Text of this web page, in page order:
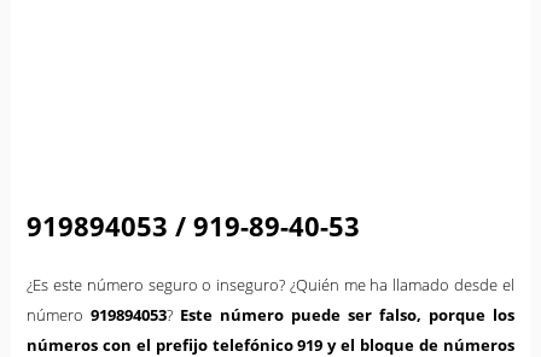
919894053 / 919-89-40-53
¿Es este número seguro o inseguro? ¿Quién me ha llamado desde el
número919894053? Este número puede ser falso, porque los
números con el prefijo telefónico 919 y el bloque de números